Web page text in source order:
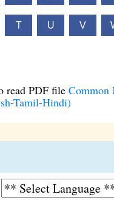
T U V
read PDF file Common
Tamil-Hindi)